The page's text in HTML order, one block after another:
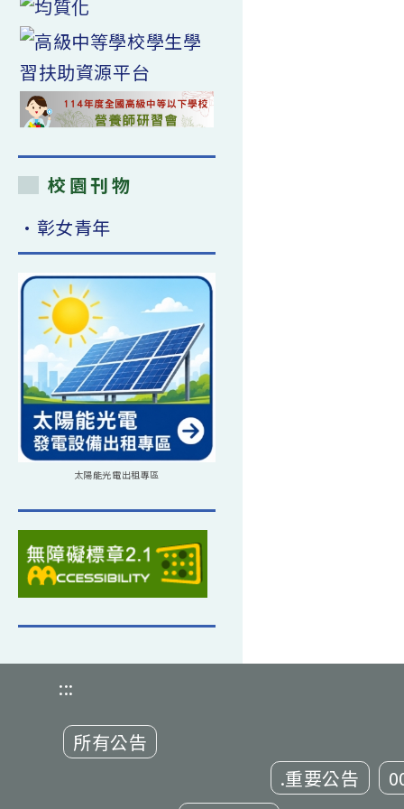
校園刊物
•彰女青年
太陽能光電出租專區
:::
所有公告
.重要公告